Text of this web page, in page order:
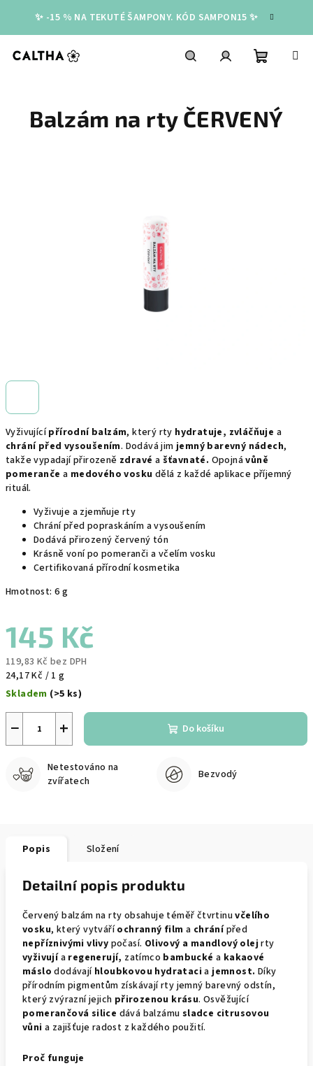
obsah
✨ -15 % NA TEKUTÉ ŠAMPONY. KÓD SAMPON15 ✨
košík
Vyživujícípřírodní balzám, který rty hydratuje, zvláčňuje a
chrání před vysoušením. Dodává jimjemný barevný nádech,
takže vypadají přirozeně zdravé a šťavnaté. Opojnávůně
pomeranče a medového vosku dělá z každé aplikace příjemný
rituál.
Vyživuje a zjemňuje rty
Chrání před popraskáním a vysoušením
Dodává přirozený červený tón
Krásně voní po pomeranči a včelím vosku
Certifikovaná přírodní kosmetika
Hmotnost: 6 g
145 Kč
119,83 Kč bez DPH
Měrná
cena:
24,17 Kč / 1 g
Skladem (>5 ks)
+
− Do košíku
Netestováno na
zvířatech
Bezvodý
Balzám na rty ČERVENÝ
Popis Složení
Detailní popis produktu
Červený balzám na rty obsahuje téměř čtvrtinuvčelího
vosku, který vytváříochranný film a chránípřed
nepříznivými vlivy počasí. Olivový a mandlový olej rty
vyživujía regenerují, zatímco bambucké a kakaové
máslo dodávají hloubkovou hydrataci ajemnost. Díky
přírodním pigmentům získávají rty jemný barevný odstín,
který zvýrazní jejich přirozenou krásu. Osvěžující
pomerančová silice dává balzámu sladce citrusovou
vůni a zajišťuje radost z každého použití.
Proč funguje